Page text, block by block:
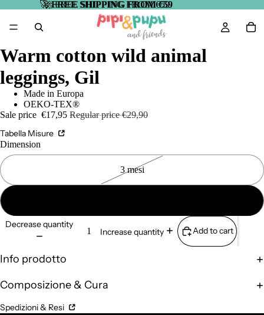
🚀FREE SHIPPING FROM €59
🚀 FREE SHIPPING FROM €59
Warm cotton wild animal
leggings, Gil
Made in Europa
OEKO-TEX®
Sale price €17,95 Regular price€29,90
Tabella Misure
Dimension
3 mesi
Decrease quantity
Increase quantity Add to cart
Info prodotto
Composizione & Cura
Spedizioni & Resi